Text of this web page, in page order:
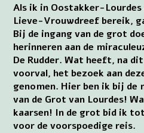
Als ik in Oostakker-Lourdes
Lieve-Vrouwdreef bereik,
Bij de ingang van de grot
herinneren aan de
De Rudder. Wat heeft, na
voorval, het bezoek aan
genomen. Hier ben ik bij de
van de Grot van Lourdes!
kaarsen! In de grot bid ik
voor de voorspoedige reis.